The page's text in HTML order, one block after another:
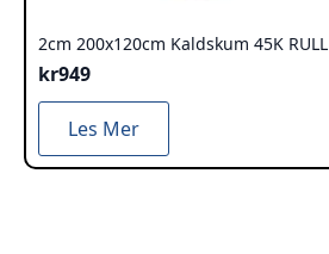
2cm 200x120cm Kaldskum 45K RULL
kr949
Les Mer